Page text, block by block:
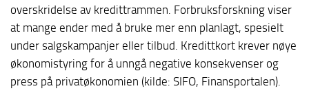
overskridelse av kredittrammen. Forbruksforskning viser
at mange ender med å bruke mer enn planlagt, spesielt
under salgskampanjer eller tilbud. Kredittkort krever nøye
økonomistyring for å unngå negative konsekvenser og
press på privatøkonomien (kilde: SIFO, Finansportalen).